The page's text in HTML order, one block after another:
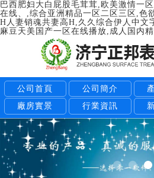
巴西肥妇大白屁股毛茸茸,欧美激情一
在线、,综合亚洲精品一区二区三区,色
H人妻销魂共妻高H,久久综合伊人中文
麻豆天美国产一区在线播放,成人国内
公司首頁 公司簡介
廠房實景
行業資訊